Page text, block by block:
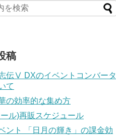
稿
伝Ⅴ DXのイベントコンバータ
て
の効率的な集め方
ル)再販スケジュール
ント 「日月の輝き」の課金効